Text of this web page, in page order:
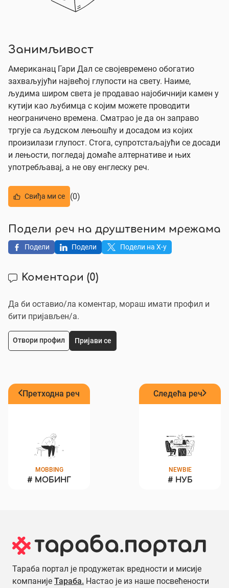
Занимљивост
Американац Гари Дал се својевремено обогатио
захваљујући највећој глупости на свету. Наиме,
људима широм света је продавао најобичнији камен у
кутији као љубимца с којим можете проводити
неограничено времена. Сматрао је да он заправо
тргује са људском лењошћу и досадом из којих
произилази глупост. Стога, супротстаљајући се досади
и лењости, погледај домаће алтернативе и њих
употребљавај, а не ову енглеску реч.
Свиђа ми се (0)
Подели реч на друштвеним мрежама
Подели Подели Подели на X-у
Коментари (0)
Да би оставио/ла коментар, мораш имати профил и
бити пријављен/a.
Отвори профил Пријави се
Претходна реч
MOBBING
# МОБИНГ
Следећа реч
NEWBIE
# НУБ
Тараба портал је продужетак вредности и мисије
компаније Тараба. Настао је из наше посвећености